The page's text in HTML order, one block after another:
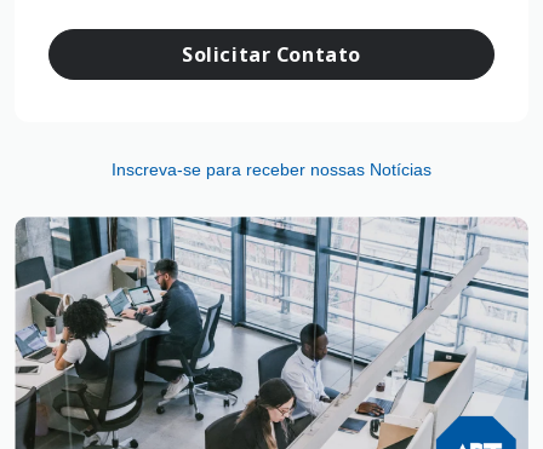
Solicitar Contato
Inscreva-se para receber nossas Notícias